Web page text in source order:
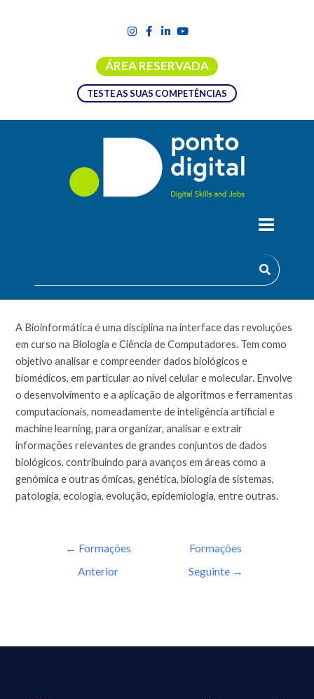
ÁREA RESERVADA
TESTE AS SUAS COMPETÊNCIAS
LICENCIATURA EM BIOINFORMÁTICA
Esta licenciatura é oferecida pela Faculdade de Ciências
A Bioinformática é uma disciplina na interface das revoluções
em curso na Biologia e Ciência de Computadores. Tem como
objetivo analisar e compreender dados biológicos e
biomédicos, em particular ao nível celular e molecular. Envolve
o desenvolvimento e a aplicação de algoritmos e ferramentas
computacionais, nomeadamente de inteligência artificial e
machine learning, para organizar, analisar e extrair
informações relevantes de grandes conjuntos de dados
biológicos, contribuindo para avanços em áreas como a
genómica e outras ómicas, genética, biologia de sistemas,
patologia, ecologia, evolução, epidemiologia, entre outras.
← Formações
Anterior
Formações
Seguinte →